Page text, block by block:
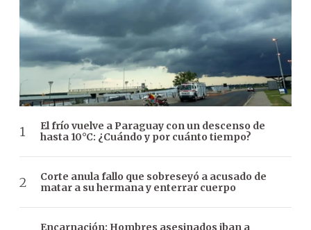
El frío vuelve a Paraguay con un descenso de
hasta 10°C: ¿Cuándo y por cuánto tiempo?
Corte anula fallo que sobreseyó a acusado de
matar a su hermana y enterrar cuerpo
Encarnación: Hombres asesinados iban a